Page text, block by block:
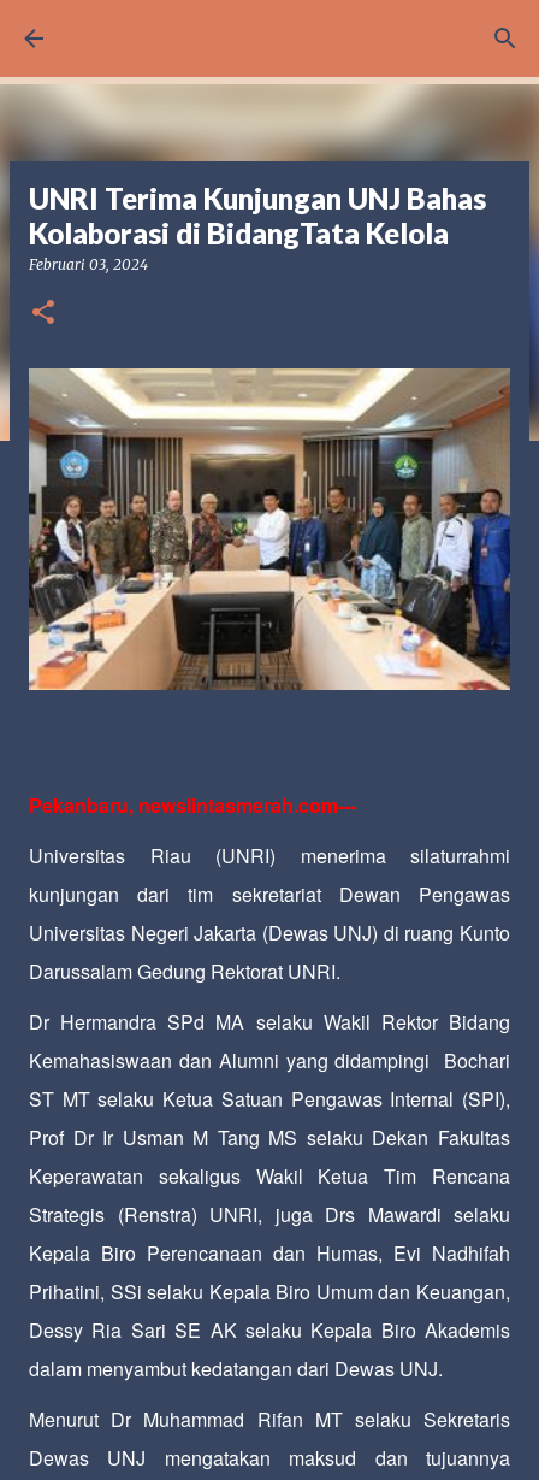
UNRI Terima Kunjungan UNJ Bahas
Kolaborasi di BidangTata Kelola
Februari 03, 2024
Pekanbaru, newslintasmerah.com---
Universitas Riau (UNRI) menerima silaturrahmi
kunjungan dari tim sekretariat Dewan Pengawas
Universitas Negeri Jakarta (Dewas UNJ) di ruang Kunto
Darussalam Gedung Rektorat UNRI.
Dr Hermandra SPd MA selaku Wakil Rektor Bidang
Kemahasiswaan dan Alumni yang didampingi Bochari
ST MT selaku Ketua Satuan Pengawas Internal (SPI),
Prof Dr Ir Usman M Tang MS selaku Dekan Fakultas
Keperawatan sekaligus Wakil Ketua Tim Rencana
Strategis (Renstra) UNRI, juga Drs Mawardi selaku
Kepala Biro Perencanaan dan Humas, Evi Nadhifah
Prihatini, SSi selaku Kepala Biro Umum dan Keuangan,
Dessy Ria Sari SE AK selaku Kepala Biro Akademis
dalam menyambut kedatangan dari Dewas UNJ.
Menurut Dr Muhammad Rifan MT selaku Sekretaris
Dewas UNJ mengatakan maksud dan tujuannya